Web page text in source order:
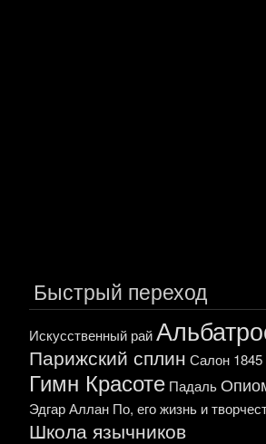
Быстрый переход
Искусственный рай
Парижский сплин Салон 1845
Гимн Красоте Падаль
Эдгар Аллан По, его жизнь и
Школа язычников